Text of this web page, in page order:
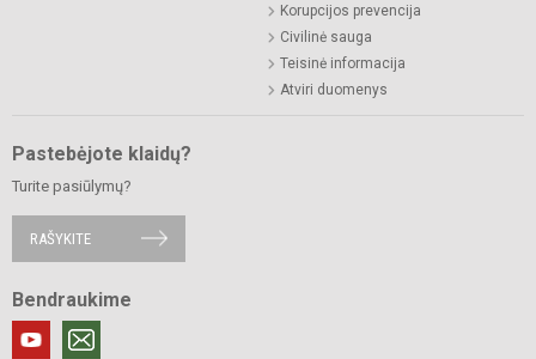
Korupcijos prevencija
Civilinė sauga
Teisinė informacija
Atviri duomenys
Pastebėjote klaidų?
Turite pasiūlymų?
RAŠYKITE
Bendraukime